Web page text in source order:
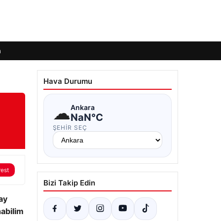
Hava Durumu
☁Ankara
NaN°C
ŞEHIR SEÇ
Bizi Takip Edin